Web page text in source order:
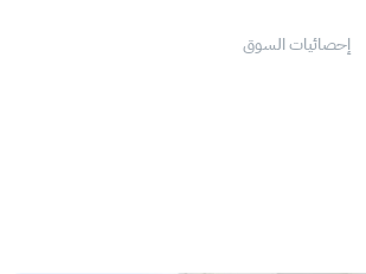
إحصائيات السوق